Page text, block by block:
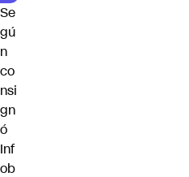
Se
gú
n
co
nsi
gn
ó
Inf
ob